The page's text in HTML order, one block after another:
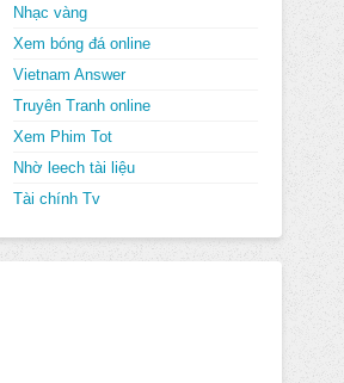
Nhạc vàng
Xem bóng đá online
Vietnam Answer
Truyên Tranh online
Xem Phim Tot
Nhờ leech tài liệu
Tài chính Tv